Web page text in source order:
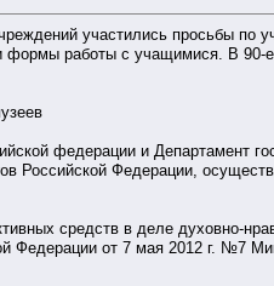
участились просьбы по
работы с учащимися. В 90-
федерации и Департамент
Российской Федерации,
средств в деле духовно-
Федерации от 7 мая 2012 г. №7